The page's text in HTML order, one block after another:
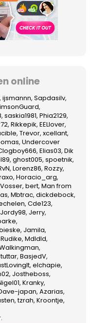
online
ijsmannn Sapdasilv
saskia1981 Phia2129
Rikkepik EELlover
Trevor xcellant
Undercover
Elias03 Dik
ghost005 spoetnik
Lorenz86 Rozzy
Horacio_arg
Vosser bert Man from
Mbtrac dickdebock
Cde123
Jordy98 Jerry
Jamila
Rudike Mdldld
tuttar BasjedV
elchapie
Jostheboss
Kranky
japan Azarias
tzrah Kroontje